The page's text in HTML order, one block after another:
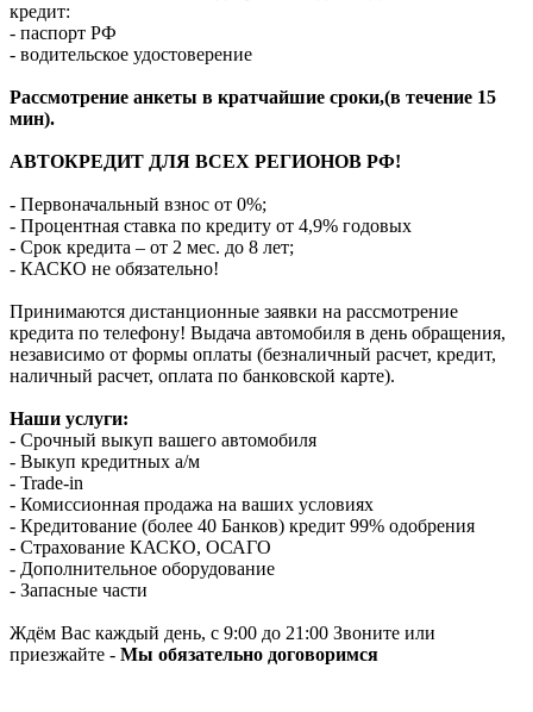
кредит:
- паспорт РФ
- водительское удостоверение
Рассмотрение анкеты в кратчайшие сроки,(в течение 15
мин).
АВТОКРЕДИТ ДЛЯ ВСЕХ РЕГИОНОВ РФ!
- Первоначальный взнос от 0%;
- Процентная ставка по кредиту от 4,9% годовых
- Срок кредита – от 2 мес. до 8 лет;
- КАСКО не обязательно!
Принимаются дистанционные заявки на рассмотрение
кредита по телефону! Выдача автомобиля в день обращения,
независимо от формы оплаты (безналичный расчет, кредит,
наличный расчет, оплата по банковской карте).
Наши услуги:
- Срочный выкуп вашего автомобиля
- Выкуп кредитных а/м
- Trade-in
- Комиссионная продажа на ваших условиях
- Кредитование (более 40 Банков) кредит 99% одобрения
- Страхование КАСКО, ОСАГО
- Дополнительное оборудование
- Запасные части
Ждём Вас каждый день, с 9:00 до 21:00 Звоните или
приезжайте - Мы обязательно договоримся